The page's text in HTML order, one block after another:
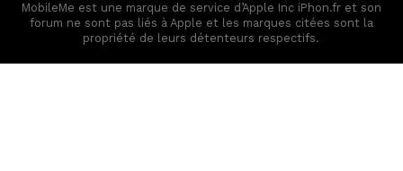
MobileMe est une marque de service d’Apple Inc iPhon.fr et son
forum ne sont pas liés à Apple et les marques citées sont la
propriété de leurs détenteurs respectifs.